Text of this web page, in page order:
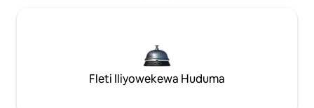
Fleti Iliyowekewa Huduma